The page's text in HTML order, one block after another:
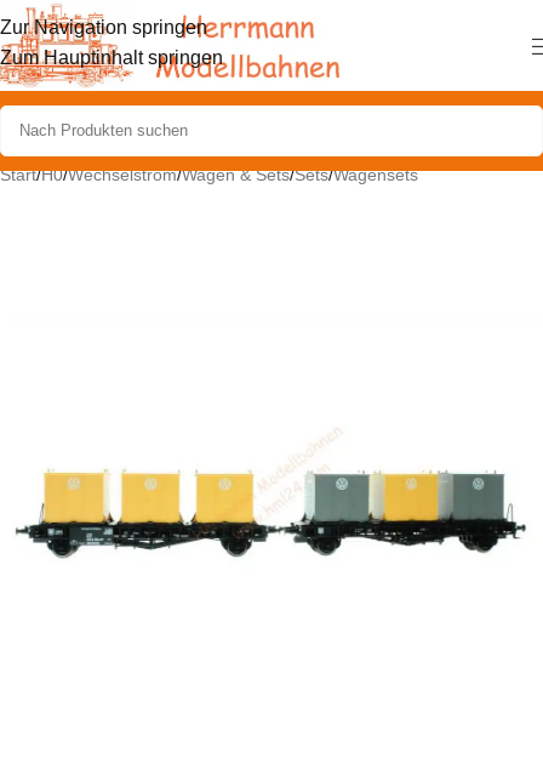
Zur Navigation springen
Zum Hauptinhalt springen
Start/H0/Wechselstrom/Wagen & Sets/Sets/Wagensets